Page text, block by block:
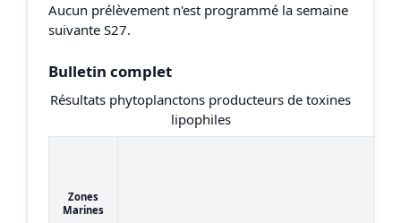
Aucun prélèvement n'est programmé la semaine
suivante S27.
Bulletin complet
Résultats phytoplanctons producteurs de toxines
lipophiles
Zones
Marines